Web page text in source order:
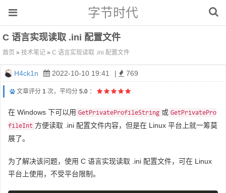
字节时代
C 语言实现读取 .ini 配置文件
首页 » 技术笔记 » C 语言实现读取 .ini 配置文件
H4ck1n 2022-10-10 19:41 | 769
文章评分 1 次，平均分 5.0 ：
在 Windows 下可以用 GetPrivateProfileString 或 GetPrivatePro
fileInt 方便读取 .ini 配置文件内容，但是在 Linux 平台上就一筹莫
展了。
为了解决该问题，使用 C 语言实现读取 .ini 配置文件，可在 Linux
平台上使用，不受平台限制。